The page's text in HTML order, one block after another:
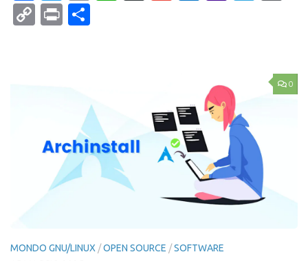
CopyPrint
0
MONDO GNU/LINUX /OPEN SOURCE /SOFTWARE